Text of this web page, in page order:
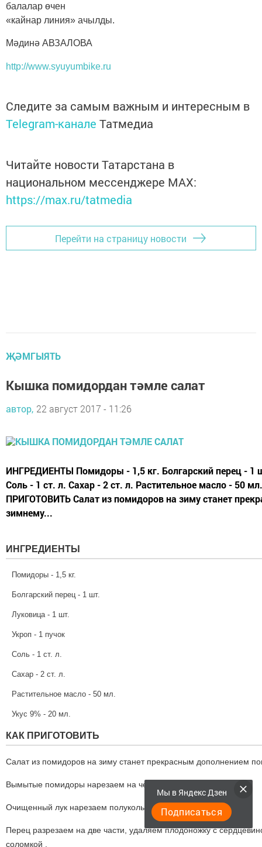
балалар өчен
«кайнар линия» ачылды.
Мәдинә АВЗАЛОВА
http://www.syuyumbike.ru
Следите за самым важным и интересным в
Telegram-канале Татмедиа
Читайте новости Татарстана в
национальном мессенджере MАХ:
https://max.ru/tatmedia
Перейти на страницу новости
ҖӘМГЫЯТЬ
Кышка помидордан тәмле салат
автор, 22 август 2017 - 11:26
ИНГРЕДИЕНТЫ Помидоры - 1,5 кг. Болгарский перец - 1
Соль - 1 ст. л. Сахар - 2 ст. л. Растительное масло - 50
ПРИГОТОВИТЬ Салат из помидоров на зиму станет
зимнему...
ИНГРЕДИЕНТЫ
Помидоры - 1,5 кг.
Болгарский перец - 1 шт.
Луковица - 1 шт.
Укроп - 1 пучок
Соль - 1 ст. л.
Сахар - 2 ст. л.
Растительное масло - 50 мл.
Укус 9% - 20 мл.
КАК ПРИГОТОВИТЬ
Салат из помидоров на зиму станет прекрасным дополнением
Вымытые помидоры нарезаем на четвертинки.
Очищенный лук нарезаем полукольцами.
Перец разрезаем на две части, удаляем плодоножку с
соломкой .
Мы в Яндекс Дзен
Подписаться